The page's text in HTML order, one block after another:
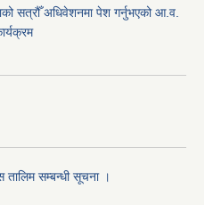
सत्रौँ अधिवेशनमा पेश गर्नुभएको आ.व.
तालिम सम्बन्धी सूचना ‌।